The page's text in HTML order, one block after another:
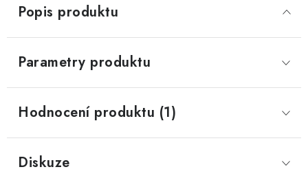
Popis produktu
Parametry produktu
Hodnocení produktu (1)
Diskuze